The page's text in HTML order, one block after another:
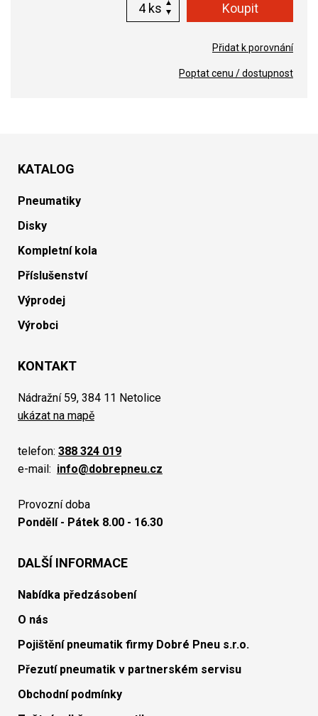
ks
Přidat k porovnání
Poptat cenu / dostupnost
KATALOG
Pneumatiky
Disky
Kompletní kola
Příslušenství
Výprodej
Výrobci
KONTAKT
Nádražní 59, 384 11 Netolice
ukázat na mapě
telefon: 388 324 019
e-mail: info@dobrepneu.cz
Provozní doba
Pondělí - Pátek 8.00 - 16.30
DALŠÍ INFORMACE
Nabídka předzásobení
O nás
Pojištění pneumatik firmy Dobré Pneu s.r.o.
Přezutí pneumatik v partnerském servisu
Obchodní podmínky